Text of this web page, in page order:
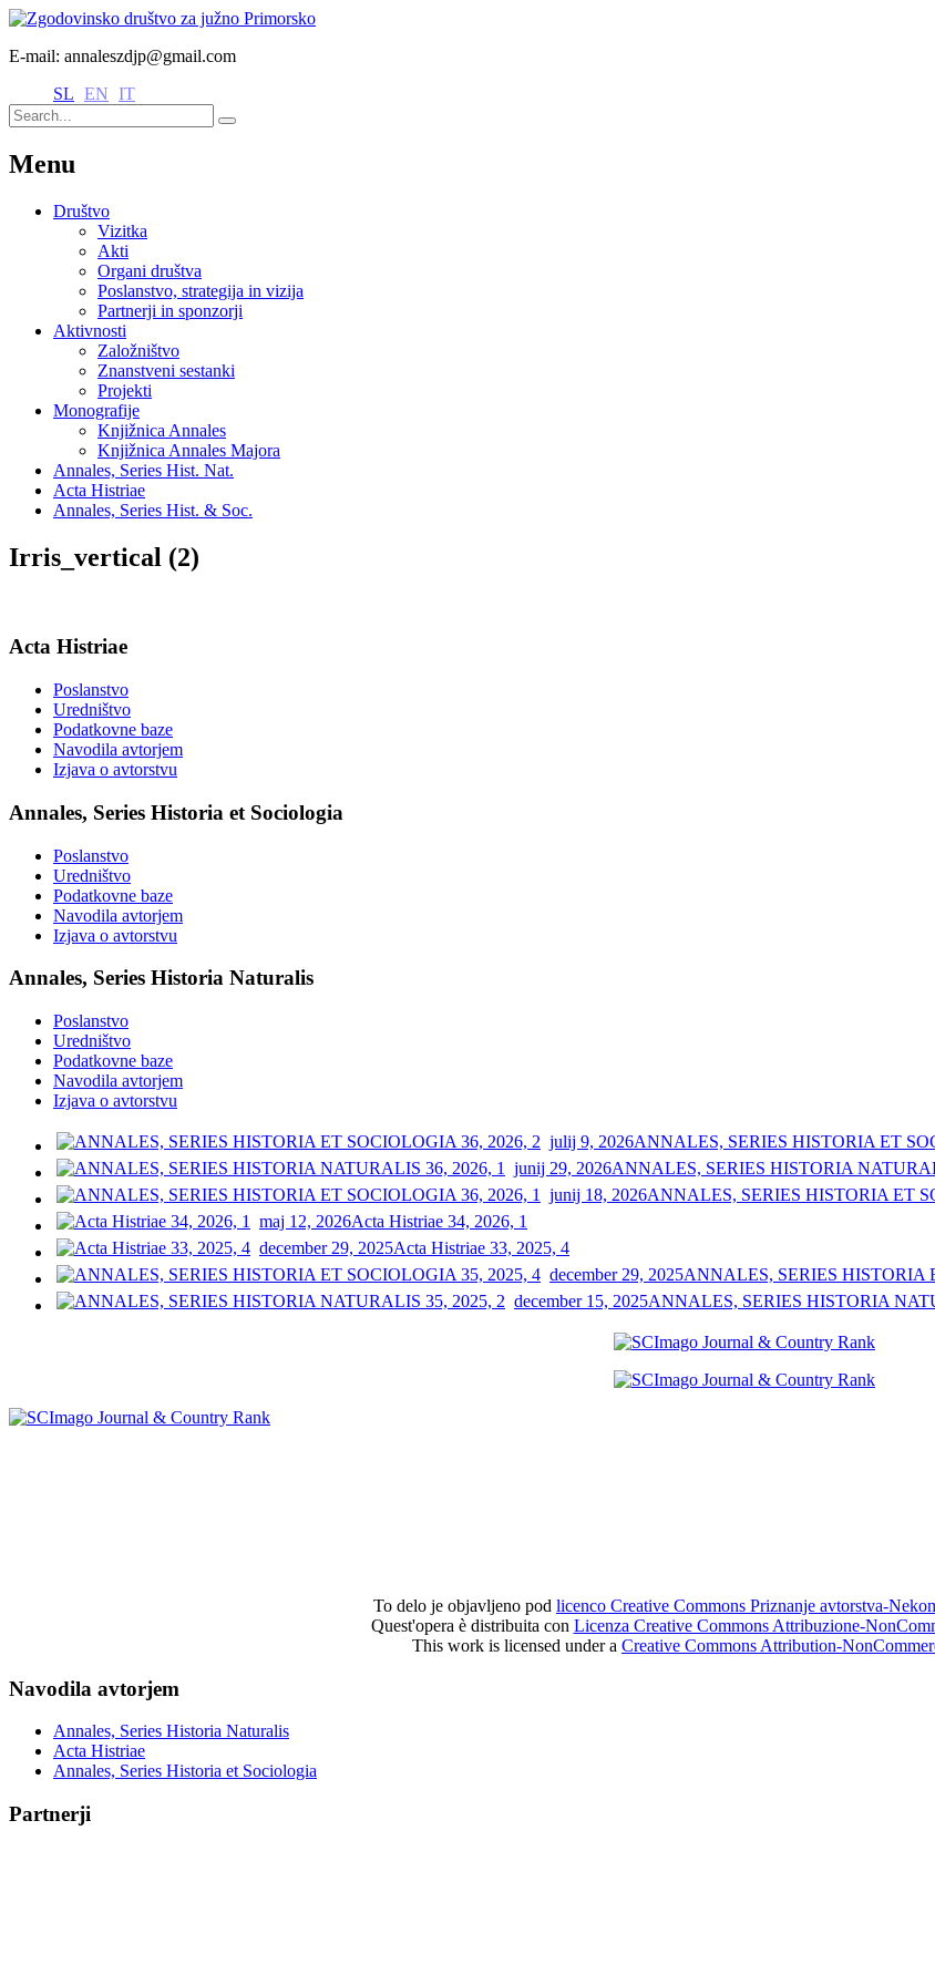
E-mail: annaleszdjp@gmail.com
SL EN IT
Menu
Društvo
Vizitka
Akti
Organi društva
Poslanstvo, strategija in vizija
Partnerji in sponzorji
Aktivnosti
Založništvo
Znanstveni sestanki
Projekti
Monografije
Knjižnica Annales
Knjižnica Annales Majora
Annales, Series Hist. Nat.
Acta Histriae
Annales, Series Hist. & Soc.
Irris_vertical (2)
Acta Histriae
Poslanstvo
Uredništvo
Podatkovne baze
Navodila avtorjem
Izjava o avtorstvu
Annales, Series Historia et Sociologia
Poslanstvo
Uredništvo
Podatkovne baze
Navodila avtorjem
Izjava o avtorstvu
Annales, Series Historia Naturalis
Poslanstvo
Uredništvo
Podatkovne baze
Navodila avtorjem
Izjava o avtorstvu
julij 9, 2026ANNALES, SERIES HISTORIA ET
junij 29, 2026ANNALES, SERIES HISTORIA
junij 18, 2026ANNALES, SERIES HISTORIA ET
maj 12, 2026Acta Histriae 34, 2026, 1
december 29, 2025Acta Histriae 33, 2025, 4
december 29, 2025ANNALES, SERIES HISTORIA
december 15, 2025ANNALES, SERIES HISTORIA
To delo je objavljeno pod licenco Creative Commons Priznanje avtorstva-
Quest'opera è distribuita con Licenza Creative Commons Attribuzione-
This work is licensed under a Creative Commons Attribution-
Navodila avtorjem
Annales, Series Historia Naturalis
Acta Histriae
Annales, Series Historia et Sociologia
Partnerji